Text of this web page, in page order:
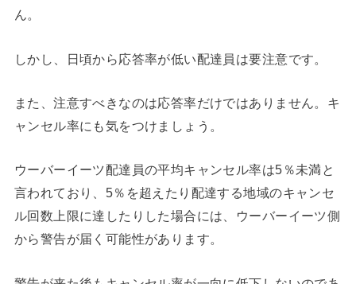
ん。
しかし、日頃から応答率が低い配達員は要注意です。
また、注意すべきなのは応答率だけではありません。キ
ャンセル率にも気をつけましょう。
ウーバーイーツ配達員の平均キャンセル率は5％未満と
言われており、5％を超えたり配達する地域のキャンセ
ル回数上限に達したりした場合には、ウーバーイーツ側
から警告が届く可能性があります。